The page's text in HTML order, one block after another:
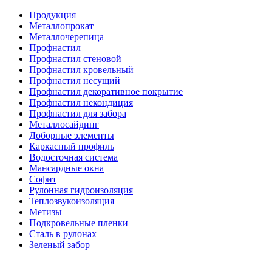
Продукция
Металлопрокат
Металлочерепица
Профнастил
Профнастил стеновой
Профнастил кровельный
Профнастил несущий
Профнастил декоративное покрытие
Профнастил некондиция
Профнастил для забора
Металлосайдинг
Доборные элементы
Каркасный профиль
Водосточная система
Мансардные окна
Софит
Рулонная гидроизоляция
Теплозвукоизоляция
Метизы
Подкровельные пленки
Сталь в рулонах
Зеленый забор